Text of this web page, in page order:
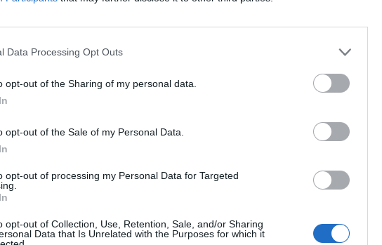
Data Processing Opt Outs
opt-out of the Sharing of my personal data.
opt-out of the Sale of my Personal Data.
opt-out of processing my Personal Data for Targeted
opt-out of Collection, Use, Retention, Sale, and/or Sharing
Data that Is Unrelated with the Purposes for which it
Európán át a
egyetlen